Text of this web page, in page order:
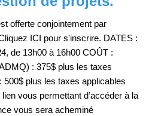
offerte conjointement par
ICI pour s'inscrire. DATES :
4, de 13h00 à 16h00 COÛT :
: 375$ plus les taxes
plus les taxes applicables
vous permettant d’accéder à la
vous sera acheminé